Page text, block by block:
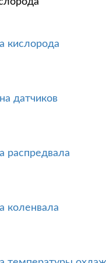
кислорода
датчиков
распредвала
коленвала